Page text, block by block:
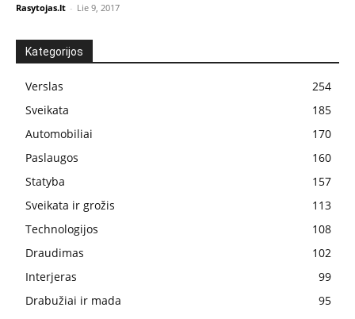
Rasytojas.lt - Lie 9, 2017
Kategorijos
Verslas
254
Sveikata
185
Automobiliai
170
Paslaugos
160
Statyba
157
Sveikata ir grožis
113
Technologijos
108
Draudimas
102
Interjeras
99
Drabužiai ir mada
95